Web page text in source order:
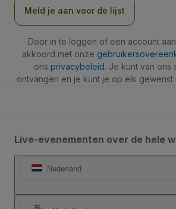
Meld je aan voor de lijst
Door in te loggen of een account
akkoord met onze
ons privacybeleid. Je kunt van ons
ontvangen en je kunt je op elk gewenst
Live-evenementen over de hele
Nederland